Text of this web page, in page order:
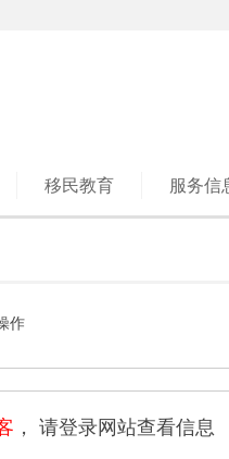
移民教育 服务信
作
， 请登录网站查看信息